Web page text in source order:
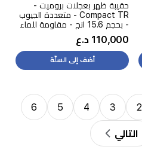
حقيبة ظهر بعجلات بروميت -
Compact TR - متعددة الجيوب
- بحجم 15.6 انج - مقاومة للماء
- اسود
110,000 د.ع
أضف إلى السلّة
2
3
4
5
6
التالي